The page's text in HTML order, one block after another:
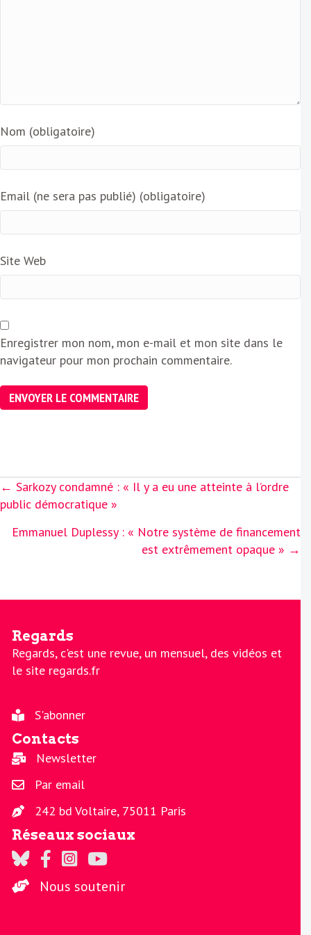
Nom (obligatoire)
Email (ne sera pas publié) (obligatoire)
Site Web
Enregistrer mon nom, mon e-mail et mon site dans le
navigateur pour mon prochain commentaire.
Posts
navigation
← Sarkozy condamné : « Il y a eu une atteinte à l’ordre
public démocratique »
Emmanuel Duplessy : « Notre système de financement
est extrêmement opaque » →
Regards
Regards, c'est une revue, un mensuel, des vidéos et
le site regards.fr
S'abonner
Contacts
Newsletter
Par email
242 bd Voltaire, 75011 Paris
Réseaux sociaux
Regards sur Twitter
Regards sur Facebook
Regards sur Instagram
La chaine Regards sur Youtube
Nous soutenir